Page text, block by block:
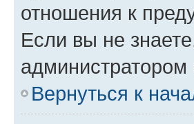
отношения к
Если вы не
Вернуться к